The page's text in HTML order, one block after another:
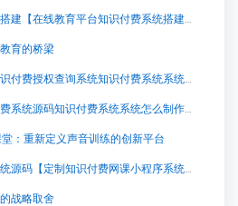
在线教育平台知识付费系统搭建【在线教育平台知识付费系统搭建知识付费系统系统怎么制作，知识付费系统搭建使用教程】
育的桥梁
知识付费授权查询系统【知识付费授权查询系统知识付费系统系统怎么制作，知识付费系统搭建使用教程】
知识付费系统源码【知识付费系统源码知识付费系统系统怎么制作，知识付费系统搭建使用教程】
：重新定义声音训练的创新平台
定制知识付费网课小程序系统源码【定制知识付费网课小程序系统源码知识付费系统系统怎么制作，知识付费系统搭建使用教程】
战略取舍